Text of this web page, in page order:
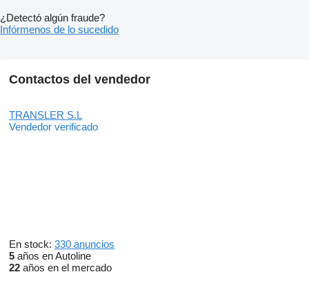
¿Detectó algún fraude?
Infórmenos de lo sucedido
Contactos del vendedor
TRANSLER S.L
Vendedor verificado
En stock: 330 anuncios
5 años en Autoline
22 años en el mercado